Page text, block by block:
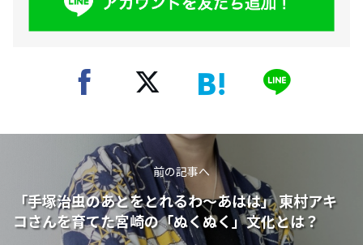
前の記事へ
「手塚治虫のあとをとれるわ～あはは」 東村アキ
コさんを育てた宮崎の「ぬくぬく」文化とは？